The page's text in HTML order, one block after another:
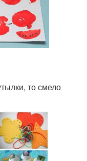
то смело